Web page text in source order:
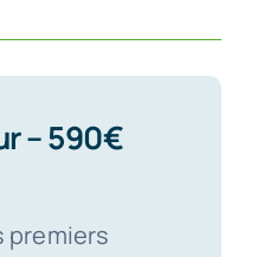
– 590€
premiers